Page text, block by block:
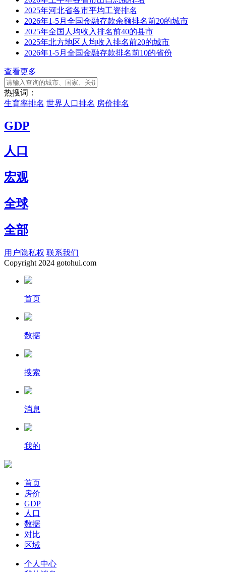
2025年河北省各市平均工资排名
2026年1-5月全国金融存款余额排名前20的城市
2025年全国人均收入排名前40的县市
2025年北方地区人均收入排名前20的城市
2026年1-5月全国金融存款排名前10的省份
查看更多
热搜词：
生育率排名 世界人口排名 房价排名
GDP
人口
宏观
全球
全部
用户隐私权 联系我们
Copyright 2024 gotohui.com
首页
数据
搜索
消息
我的
首页
房价
GDP
人口
数据
对比
区域
个人中心